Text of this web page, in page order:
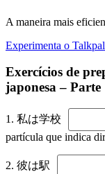
A maneira mais
Experimenta o
Exercícios de
japonesa – Parte
1. 私は学校
partícula que indica
2. 彼は駅